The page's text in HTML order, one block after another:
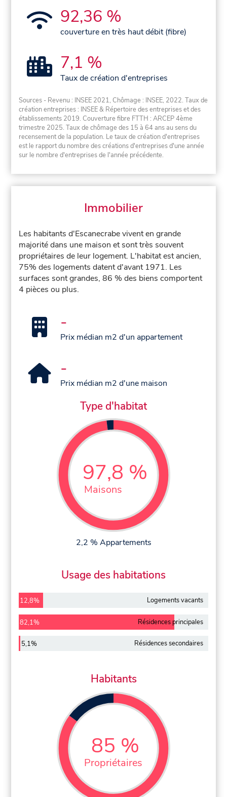
92,36 %
couverture en très haut débit (fibre)
7,1 %
Taux de création d'entreprises
Sources - Revenu : INSEE 2021, Chômage : INSEE, 2022. Taux de
création entreprises : INSEE & Répertoire des entreprises et des
établissements 2019. Couverture fibre FTTH : ARCEP 4ème
trimestre 2025. Taux de chômage des 15 à 64 ans au sens du
recensement de la population. Le taux de création d'entreprises
est le rapport du nombre des créations d'entreprises d'une année
sur le nombre d'entreprises de l'année précédente.
Immobilier
Les habitants d'Escanecrabe vivent en grande
majorité dans une maison et sont très souvent
propriétaires de leur logement. L'habitat est ancien,
75% des logements datent d'avant 1971. Les
surfaces sont grandes, 86 % des biens comportent
4 pièces ou plus.
-
Prix médian m2 d'un appartement
-
Prix médian m2 d'une maison
Type d'habitat
97,8 %
Maisons
2,2 % Appartements
Usage des habitations
12,8% Logements vacants
82,1% Résidences principales
5,1% Résidences secondaires
Habitants
85 %
Propriétaires